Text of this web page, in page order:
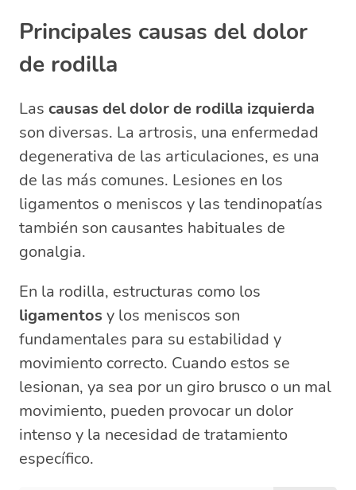
Principales causas del dolor
de rodilla
Las causas del dolor de rodilla izquierda
son diversas. La artrosis, una enfermedad
degenerativa de las articulaciones, es una
de las más comunes. Lesiones en los
ligamentos o meniscos y las tendinopatías
también son causantes habituales de
gonalgia.
En la rodilla, estructuras como los
ligamentos y los meniscos son
fundamentales para su estabilidad y
movimiento correcto. Cuando estos se
lesionan, ya sea por un giro brusco o un mal
movimiento, pueden provocar un dolor
intenso y la necesidad de tratamiento
específico.